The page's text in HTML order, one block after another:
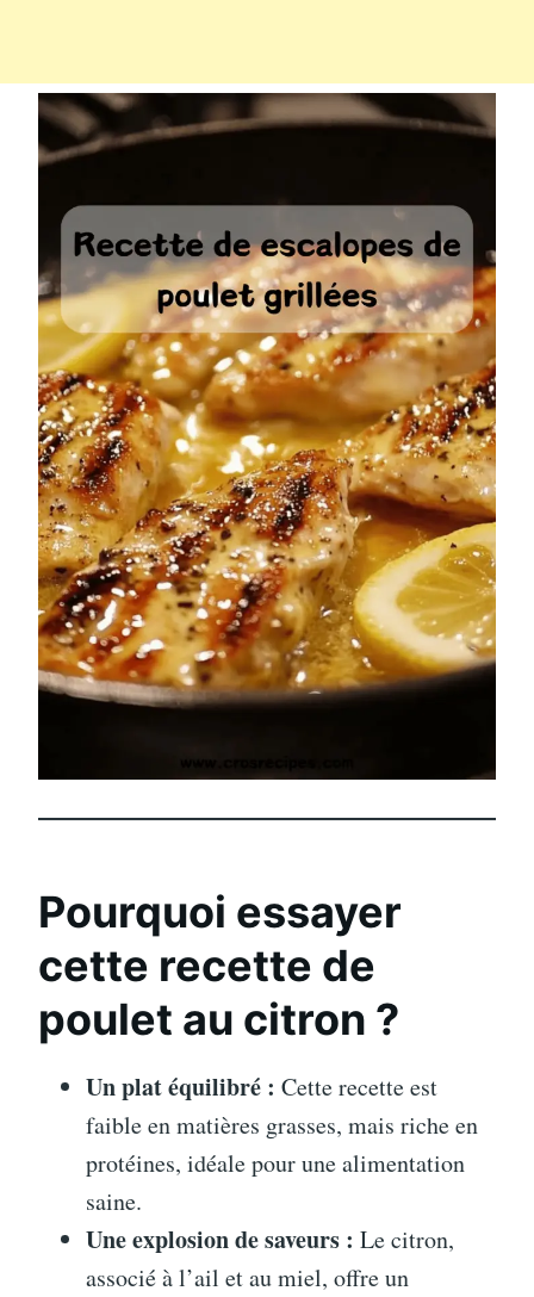
Pourquoi essayer
cette recette de
poulet au citron ?
Un plat équilibré : Cette recette est
faible en matières grasses, mais riche en
protéines, idéale pour une alimentation
saine.
Une explosion de saveurs : Le citron,
associé à l’ail et au miel, offre un